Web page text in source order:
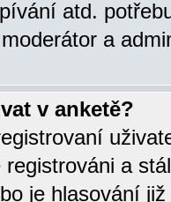
atd.
a
v anketě?
a
je hlasování